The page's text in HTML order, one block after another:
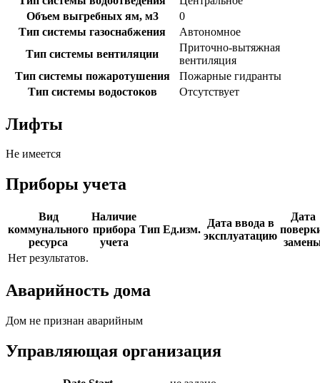
Объем выгребных ям, м3
0
Тип системы газоснабжения
Автономное
Тип системы вентиляции
Приточно-вытяжная
вентиляция
Тип системы пожаротушения
Пожарные гидранты
Тип системы водостоков
Отсутствует
Лифты
Не имеется
Приборы учета
Вид
коммунального
ресурса
Наличие
прибора
учета
Тип Ед.изм.
Дата ввода в
эксплуатацию
Дата
Нет результатов.
Аварийность дома
Дом не признан аварийным
Управляющая организация